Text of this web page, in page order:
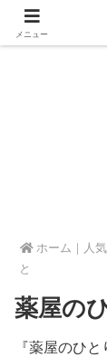
人気
ホーム
と
薬屋の
『薬屋のひ
メニュー